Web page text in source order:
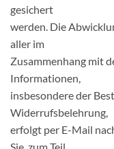
gesichert
werden. Die
aller im
Zusammenhang mit
Informationen,
insbesondere der
Widerrufsbelehrung,
erfolgt per E-Mail